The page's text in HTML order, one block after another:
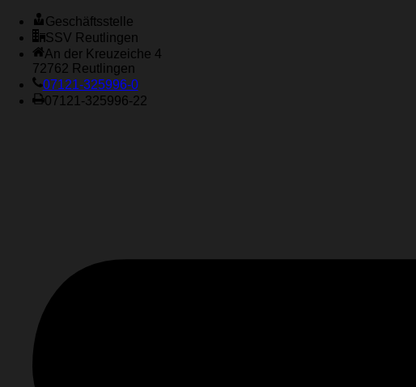
Geschäftsstelle
SSV Reutlingen
An der Kreuzeiche 4
72762 Reutlingen
07121-325996-0
07121-325996-22